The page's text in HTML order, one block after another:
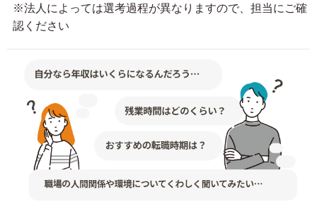
※法人によっては選考過程が異なりますので、担当にご確
認ください